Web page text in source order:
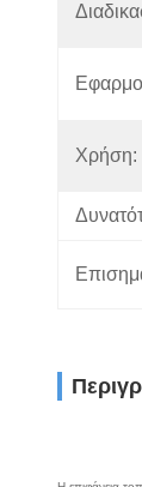
Χρήση: